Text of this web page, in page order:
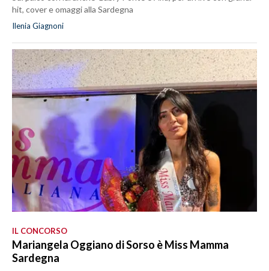
hit, cover e omaggi alla Sardegna
Ilenia Giagnoni
IL CONCORSO
Mariangela Oggiano di Sorso è Miss Mamma
Sardegna